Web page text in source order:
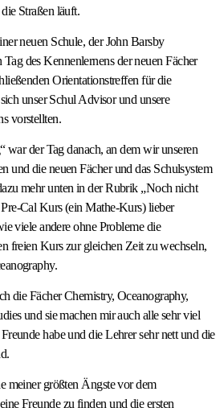
Straßen läuft.
neuen Schule, der John Barsby
des Kennenlernens der neuen Fächer
Orientationstreffen für die
unser Schul Advisor und unsere
vorstellten.
war der Tag danach, an dem wir unseren
und die neuen Fächer und das Schulsystem
mehr unten in der Rubrik „Noch nicht
Cal Kurs (ein Mathe-Kurs) lieber
viele andere ohne Probleme die
freien Kurs zur gleichen Zeit zu wechseln,
die Fächer Chemistry, Oceanography,
und sie machen mir auch alle sehr viel
habe und die Lehrer sehr nett und die
meiner größten Ängste vor dem
Freunde zu finden und die ersten